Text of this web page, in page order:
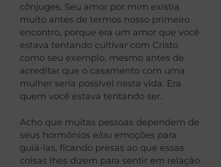
cônjuges. Seu amor por mim existia
muito antes de termos nosso primeiro
encontro, porque era um amor que você
estava tentando cultivar com Cristo
como seu exemplo, mesmo antes de
acreditar que o casamento com uma
mulher seria possível nesta vida. Era
quem você estava tentando ser.
Acho que muitas pessoas dependem de
seus hormônios e/ou emoções para
guiá-las, ficando presas ao que essas
coisas lhes dizem para sentir em relação